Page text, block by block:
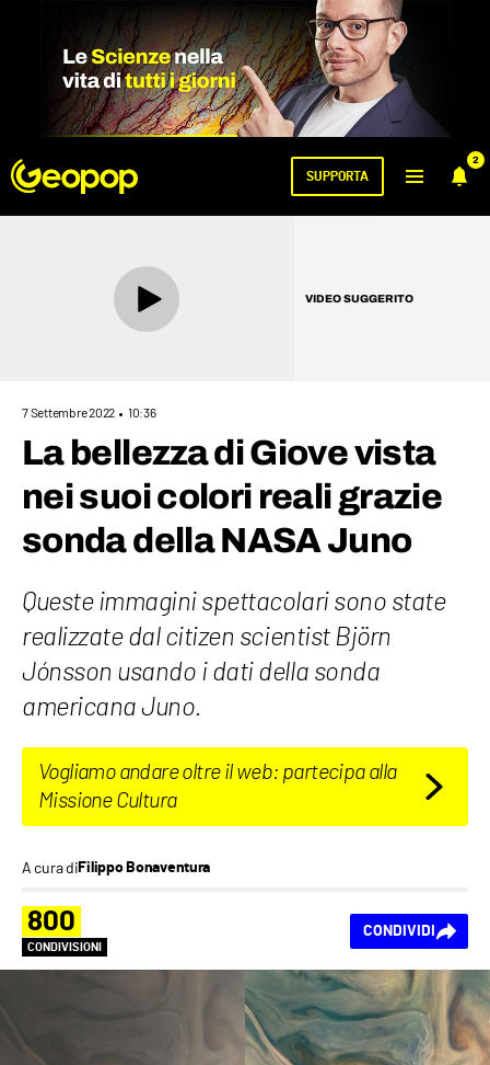
2
SUPPORTA
VIDEO SUGGERITO
7 Settembre 2022 10:36
La bellezza di Giove vista
nei suoi colori reali grazie
sonda della NASA Juno
Queste immagini spettacolari sono state
realizzate dal citizen scientist Björn
Jónsson usando i dati della sonda
americana Juno.
Vogliamo andare oltre il web: partecipa alla
Missione Cultura
A cura diFilippo Bonaventura
800
CONDIVISIONI
CONDIVIDI